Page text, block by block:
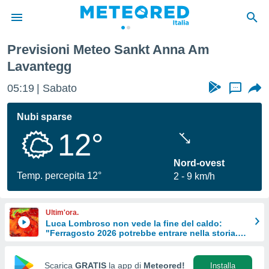
di
per
di
Web
le
Previsioni Meteo Sankt Anna Am
Lavantegg
05:19 Sabato ...
Nubi sparse
12°
Temp. percepita 12°
Nord-ovest
2
9 km/h
Ultim'ora.
Luca Lombroso non vede la fine del caldo:
"Ferragosto 2026 potrebbe entrare nella storia.
Scarica GRATIS la app di Meteored! Installa